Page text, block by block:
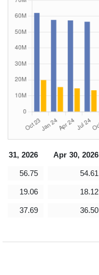
Apr 30, 2026
31, 2026
54.61
56.75
18.12
19.06
36.50
37.69